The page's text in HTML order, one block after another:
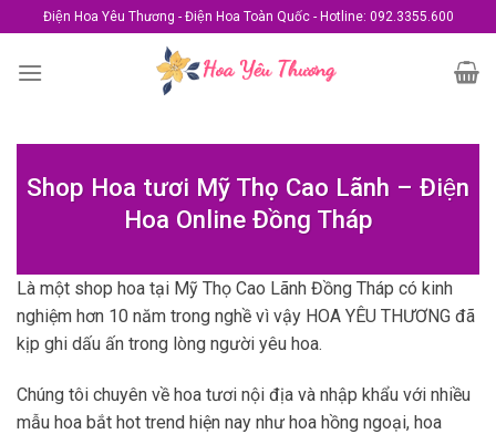
to
content
Điện Hoa Yêu Thương - Điện Hoa Toàn Quốc - Hotline: 092.3355.600
Shop Hoa tươi Mỹ Thọ Cao Lãnh – Điện
Hoa Online Đồng Tháp
Là một shop hoa tại Mỹ Thọ Cao Lãnh Đồng Tháp có kinh
nghiệm hơn 10 năm trong nghề vì vậy HOA YÊU THƯƠNG đã
kịp ghi dấu ấn trong lòng người yêu hoa.
Chúng tôi chuyên về hoa tươi nội địa và nhập khẩu với nhiều
mẫu hoa bắt hot trend hiện nay như hoa hồng ngoại, hoa